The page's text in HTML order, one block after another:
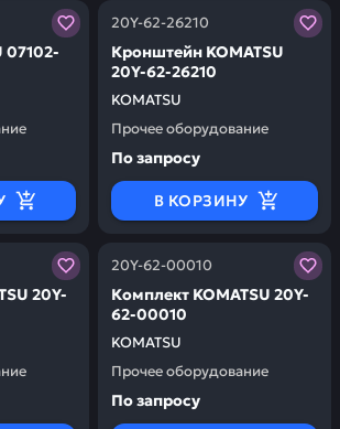
07102-
у нас, вы получаете гарантию
20Y-62-26210
KOMATSU
Кронштейн KOMATSU
20Y-62-26210
Прочее оборудование
Заказывая запчасти у
По запросу
В КОРЗИНУ
20Y-
у нас, вы получаете гарантию
20Y-62-00010
KOMATSU
Комплект KOMATSU 20Y-
62-00010
Прочее оборудование
Заказывая запчасти у
По запросу